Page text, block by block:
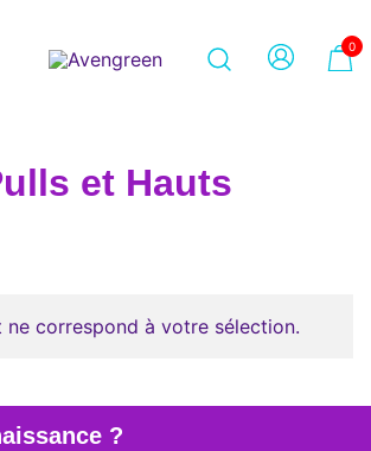
0
et Hauts
ne correspond à votre sélection.
?